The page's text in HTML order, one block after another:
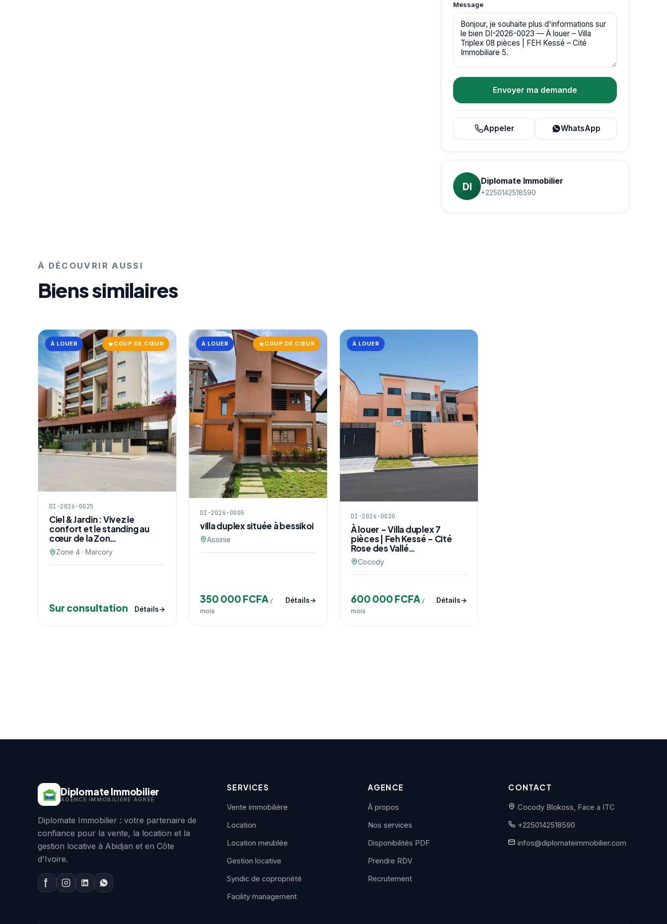
Message
Envoyer ma demande
Appeler WhatsApp
DI Diplomate Immobilier
+2250142518590
À DÉCOUVRIR AUSSI
Biens similaires
À LOUER COUP DE CŒUR
DI-2026-0025
Ciel & Jardin : Vivez le
confort et le standing au
cœur de la Zon…
Zone 4 · Marcory
Sur consultation Détails
À LOUER COUP DE CŒUR
DI-2026-0005
villa duplex située à bessikoi
Assinie
350 000 FCFA /
mois
Détails
À LOUER
DI-2026-0020
À louer – Villa duplex 7
pièces | Feh Kessé – Cité
Rose des Vallé…
Cocody
600 000 FCFA /
mois
Détails
Diplomate Immobilier
AGENCE IMMOBILIÈRE AGRÉÉ
Diplomate Immobilier : votre partenaire de
confiance pour la vente, la location et la
gestion locative à Abidjan et en Côte
d'Ivoire.
SERVICES
Vente immobilière
Location
Location meublée
Gestion locative
Syndic de copropriété
Facility management
AGENCE
À propos
Nos services
Disponibilités PDF
Prendre RDV
Recrutement
CONTACT
Cocody Blokoss, Face a ITC
+2250142518590
infos@diplomateimmobilier.com